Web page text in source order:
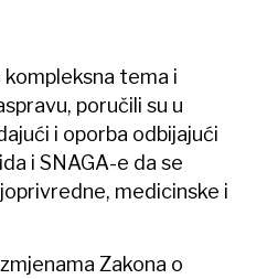
tema i
poručili su u
i oporba odbijajući
i SNAGA-e da se
medicinske i
Zakona o